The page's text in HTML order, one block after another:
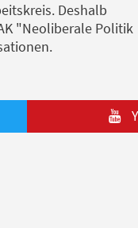
Deshalb
"Neoliberale Politik